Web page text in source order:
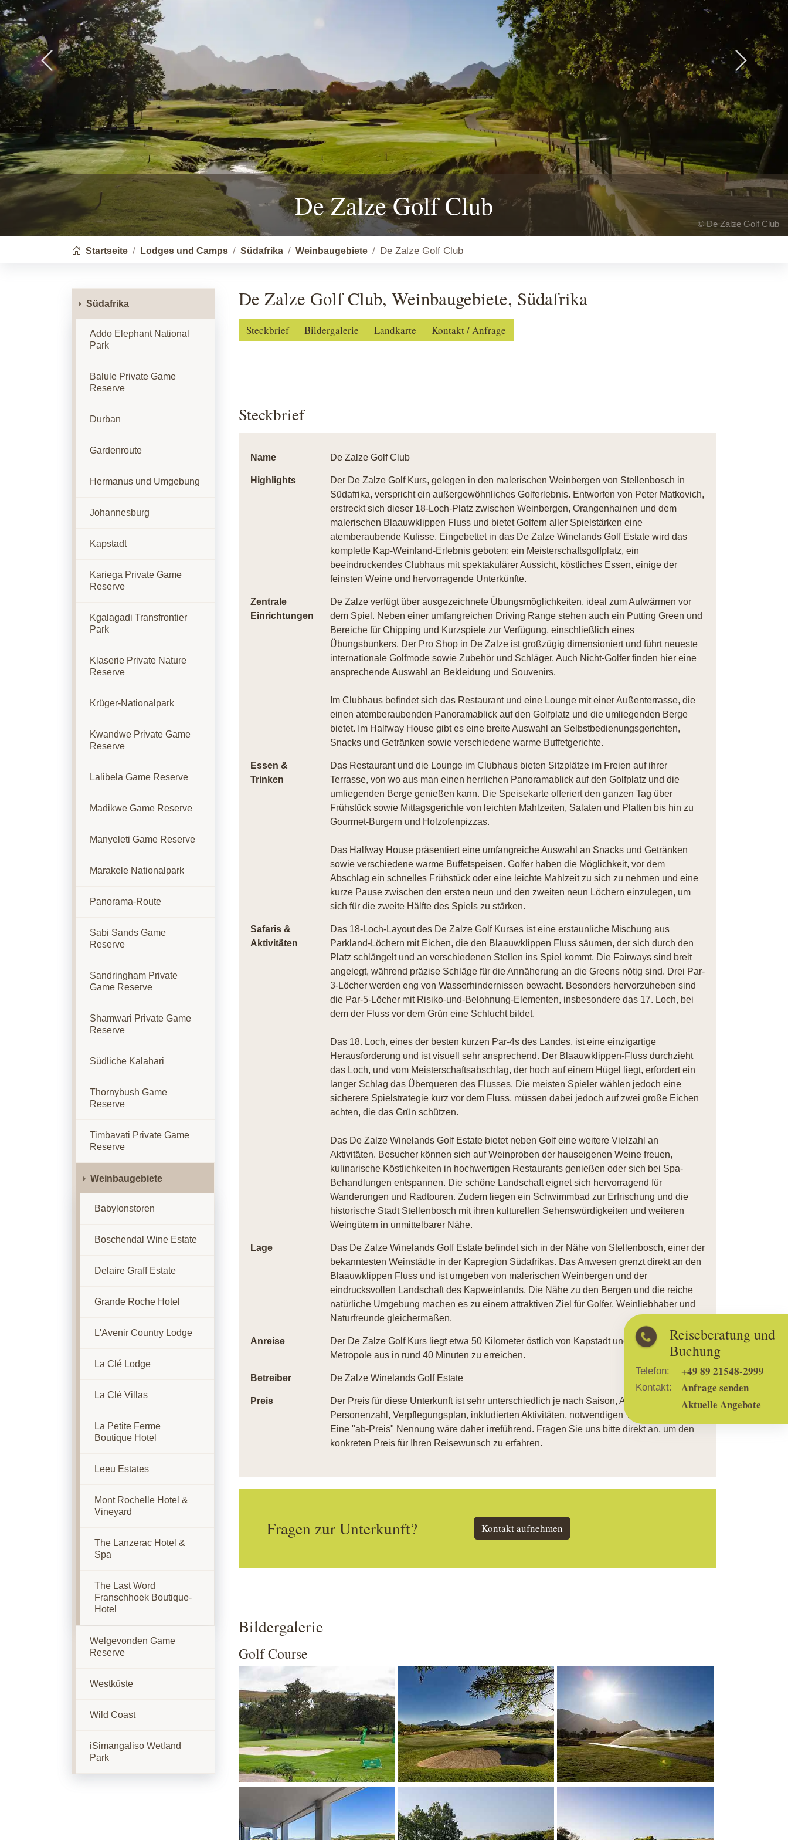
Reiseberatung und
Buchung
Telefon: +49 89 21548-2999
Kontakt:
Anfrage senden
Aktuelle Angebote
De Zalze Golf Club
© De Zalze Golf Club
Previous Next
You are here:
Startseite Lodges und Camps Südafrika Weinbaugebiete De Zalze Golf Club
De Zalze Golf Club, Weinbaugebiete, Südafrika
Steckbrief Bildergalerie Landkarte Kontakt / Anfrage
Steckbrief
Name De Zalze Golf Club
Highlights
Der De Zalze Golf Kurs, gelegen in den malerischen Weinbergen von Stellenbosch in
Südafrika, verspricht ein außergewöhnliches Golferlebnis. Entworfen von Peter Matkovich,
erstreckt sich dieser 18-Loch-Platz zwischen Weinbergen, Orangenhainen und dem
malerischen Blaauwklippen Fluss und bietet Golfern aller Spielstärken eine
atemberaubende Kulisse. Eingebettet in das De Zalze Winelands Golf Estate wird das
komplette Kap-Weinland-Erlebnis geboten: ein Meisterschaftsgolfplatz, ein
beeindruckendes Clubhaus mit spektakulärer Aussicht, köstliches Essen, einige der
feinsten Weine und hervorragende Unterkünfte.
Zentrale
Einrichtungen
De Zalze verfügt über ausgezeichnete Übungsmöglichkeiten, ideal zum Aufwärmen vor
dem Spiel. Neben einer umfangreichen Driving Range stehen auch ein Putting Green und
Bereiche für Chipping und Kurzspiele zur Verfügung, einschließlich eines
Übungsbunkers. Der Pro Shop in De Zalze ist großzügig dimensioniert und führt neueste
internationale Golfmode sowie Zubehör und Schläger. Auch Nicht-Golfer finden hier eine
ansprechende Auswahl an Bekleidung und Souvenirs.
Im Clubhaus befindet sich das Restaurant und eine Lounge mit einer Außenterrasse, die
einen atemberaubenden Panoramablick auf den Golfplatz und die umliegenden Berge
bietet. Im Halfway House gibt es eine breite Auswahl an Selbstbedienungsgerichten,
Snacks und Getränken sowie verschiedene warme Buffetgerichte.
Essen &
Trinken
Das Restaurant und die Lounge im Clubhaus bieten Sitzplätze im Freien auf ihrer
Terrasse, von wo aus man einen herrlichen Panoramablick auf den Golfplatz und die
umliegenden Berge genießen kann. Die Speisekarte offeriert den ganzen Tag über
Frühstück sowie Mittagsgerichte von leichten Mahlzeiten, Salaten und Platten bis hin zu
Gourmet-Burgern und Holzofenpizzas.
Das Halfway House präsentiert eine umfangreiche Auswahl an Snacks und Getränken
sowie verschiedene warme Buffetspeisen. Golfer haben die Möglichkeit, vor dem
Abschlag ein schnelles Frühstück oder eine leichte Mahlzeit zu sich zu nehmen und eine
kurze Pause zwischen den ersten neun und den zweiten neun Löchern einzulegen, um
sich für die zweite Hälfte des Spiels zu stärken.
Safaris &
Aktivitäten
Das 18-Loch-Layout des De Zalze Golf Kurses ist eine erstaunliche Mischung aus
Parkland-Löchern mit Eichen, die den Blaauwklippen Fluss säumen, der sich durch den
Platz schlängelt und an verschiedenen Stellen ins Spiel kommt. Die Fairways sind breit
angelegt, während präzise Schläge für die Annäherung an die Greens nötig sind. Drei Par-
3-Löcher werden eng von Wasserhindernissen bewacht. Besonders hervorzuheben sind
die Par-5-Löcher mit Risiko-und-Belohnung-Elementen, insbesondere das 17. Loch, bei
dem der Fluss vor dem Grün eine Schlucht bildet.
Das 18. Loch, eines der besten kurzen Par-4s des Landes, ist eine einzigartige
Herausforderung und ist visuell sehr ansprechend. Der Blaauwklippen-Fluss durchzieht
das Loch, und vom Meisterschaftsabschlag, der hoch auf einem Hügel liegt, erfordert ein
langer Schlag das Überqueren des Flusses. Die meisten Spieler wählen jedoch eine
sicherere Spielstrategie kurz vor dem Fluss, müssen dabei jedoch auf zwei große Eichen
achten, die das Grün schützen.
Das De Zalze Winelands Golf Estate bietet neben Golf eine weitere Vielzahl an
Aktivitäten. Besucher können sich auf Weinproben der hauseigenen Weine freuen,
kulinarische Köstlichkeiten in hochwertigen Restaurants genießen oder sich bei Spa-
Behandlungen entspannen. Die schöne Landschaft eignet sich hervorragend für
Wanderungen und Radtouren. Zudem liegen ein Schwimmbad zur Erfrischung und die
historische Stadt Stellenbosch mit ihren kulturellen Sehenswürdigkeiten und weiteren
Weingütern in unmittelbarer Nähe.
Lage
Das De Zalze Winelands Golf Estate befindet sich in der Nähe von Stellenbosch, einer der
bekanntesten Weinstädte in der Kapregion Südafrikas. Das Anwesen grenzt direkt an den
Blaauwklippen Fluss und ist umgeben von malerischen Weinbergen und der
eindrucksvollen Landschaft des Kapweinlands. Die Nähe zu den Bergen und die reiche
natürliche Umgebung machen es zu einem attraktiven Ziel für Golfer, Weinliebhaber und
Naturfreunde gleichermaßen.
Anreise
Der De Zalze Golf Kurs liegt etwa 50 Kilometer östlich von Kapstadt und ist von der
Metropole aus in rund 40 Minuten zu erreichen.
Betreiber De Zalze Winelands Golf Estate
Preis
Der Preis für diese Unterkunft ist sehr unterschiedlich je nach Saison, Aufenthaltsdauer,
Personenzahl, Verpflegungsplan, inkludierten Aktivitäten, notwendigen Transfers usw.
Eine "ab-Preis" Nennung wäre daher irreführend. Fragen Sie uns bitte direkt an, um den
konkreten Preis für Ihren Reisewunsch zu erfahren.
Fragen zur Unterkunft? Kontakt aufnehmen
Bildergalerie
Golf Course
Show larger version Show larger version
Show larger version
Südafrika
Addo Elephant National
Park
Balule Private Game
Reserve
Durban
Gardenroute
Hermanus und Umgebung
Johannesburg
Kapstadt
Kariega Private Game
Reserve
Kgalagadi Transfrontier
Park
Klaserie Private Nature
Reserve
Krüger-Nationalpark
Kwandwe Private Game
Reserve
Lalibela Game Reserve
Madikwe Game Reserve
Manyeleti Game Reserve
Marakele Nationalpark
Panorama-Route
Sabi Sands Game
Reserve
Sandringham Private
Game Reserve
Shamwari Private Game
Reserve
Südliche Kalahari
Thornybush Game
Reserve
Timbavati Private Game
Reserve
Weinbaugebiete
Babylonstoren
Boschendal Wine Estate
Delaire Graff Estate
Grande Roche Hotel
L'Avenir Country Lodge
La Clé Lodge
La Clé Villas
La Petite Ferme
Boutique Hotel
Leeu Estates
Mont Rochelle Hotel &
Vineyard
The Lanzerac Hotel &
Spa
The Last Word
Franschhoek Boutique-
Hotel
Welgevonden Game
Reserve
Westküste
Wild Coast
iSimangaliso Wetland
Park